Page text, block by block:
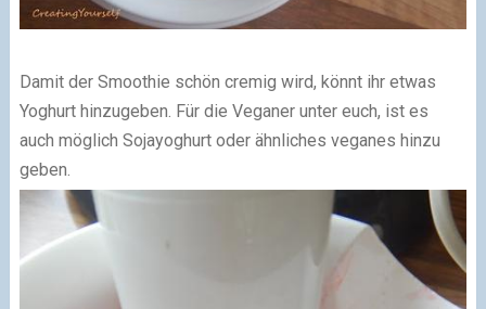
Damit der Smoothie schön cremig wird, könnt ihr etwas
Yoghurt hinzugeben. Für die Veganer unter euch, ist es
auch möglich Sojayoghurt oder ähnliches veganes hinzu
geben.